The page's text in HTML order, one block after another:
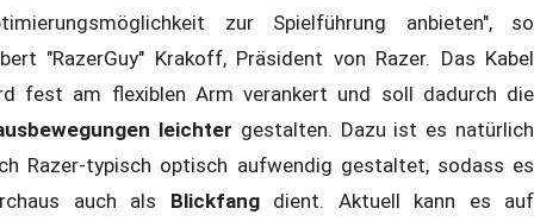
zur Spielführung anbieten", so
"RazerGuy" Krakoff, Präsident von Razer. Das Kabel
fest am flexiblen Arm verankert und soll dadurch die
leichter gestalten. Dazu ist es natürlich
Razer-typisch optisch aufwendig gestaltet, sodass es
auch als Blickfangdient. Aktuell kann es auf